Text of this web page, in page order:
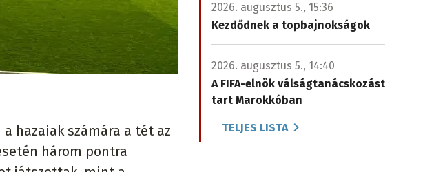
hazaiak számára a tét az
három pontra
2026. augusztus 5., 15:36
Kezdődnek a topbajnokságok
2026. augusztus 5., 14:40
A FIFA-elnök válságtanácskozást
tart Marokkóban
TELJES LISTA